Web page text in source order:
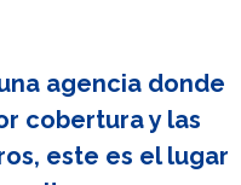
agencia donde
cobertura y las
este es el lugar